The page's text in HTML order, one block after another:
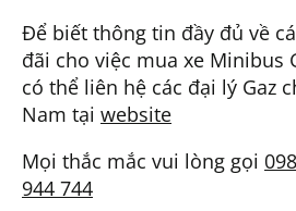
Để biết thông tin đầy đủ về
đãi cho việc mua xe Minibus
có thể liên hệ các đại lý Gaz
Nam tại website
Mọi thắc mắc vui lòng gọi
944 744